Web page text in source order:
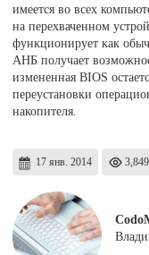
имеется во всех
на перехваченном
функционирует как
АНБ получает
измененная BIOS
переустановки
накопителя.
17 янв. 2014 3,849